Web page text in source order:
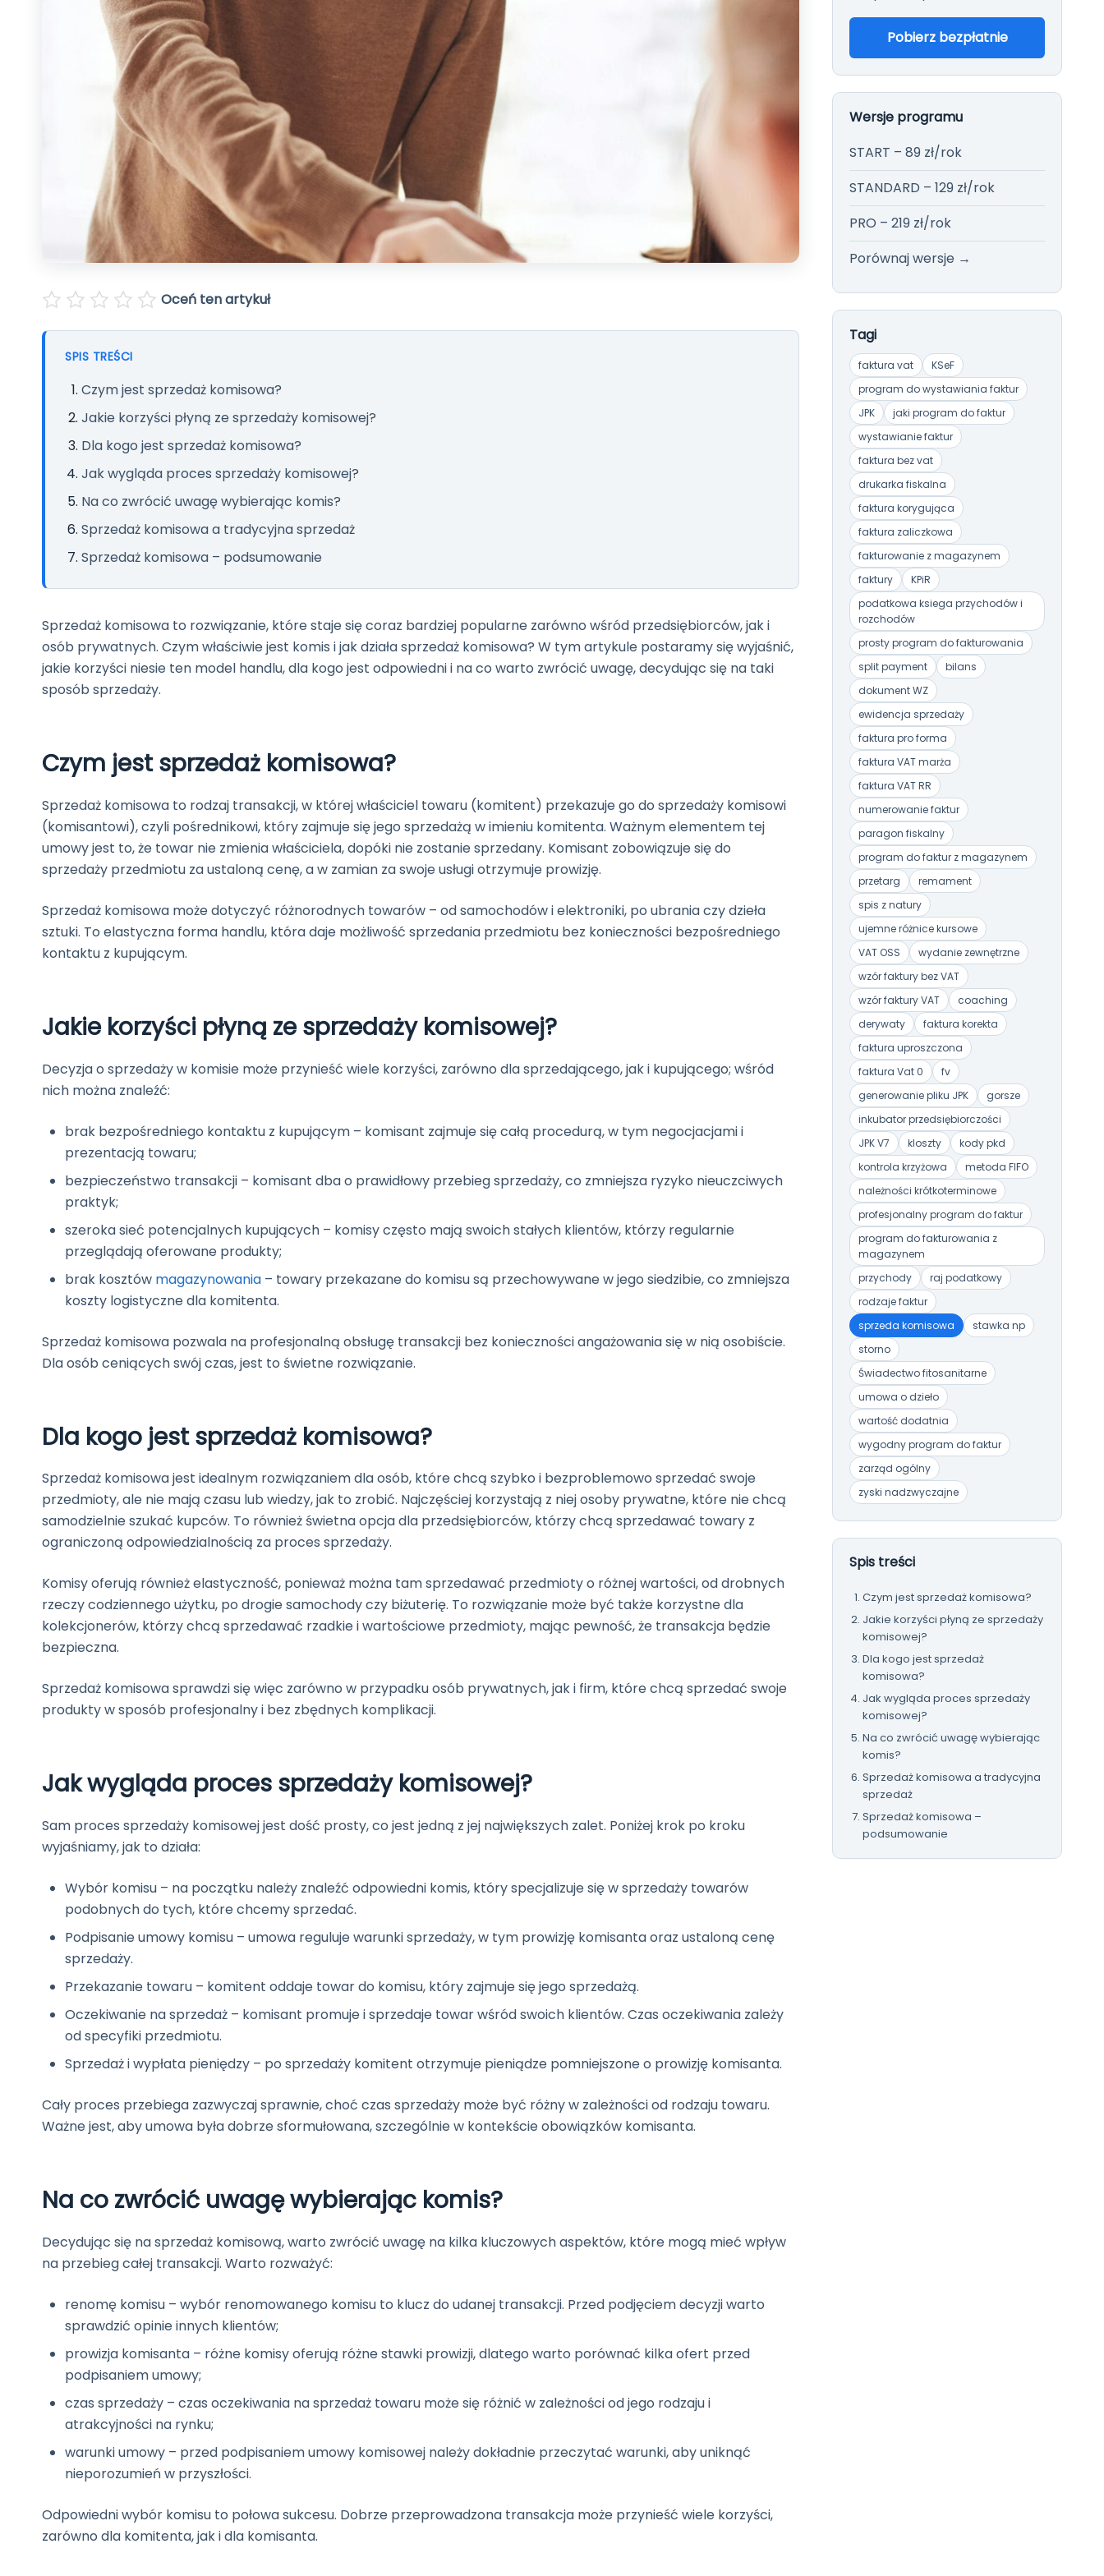
English
Oceń ten artykuł
SPIS TREŚCI
Czym jest sprzedaż komisowa?
Jakie korzyści płyną ze sprzedaży komisowej?
Dla kogo jest sprzedaż komisowa?
Jak wygląda proces sprzedaży komisowej?
Na co zwrócić uwagę wybierając komis?
Sprzedaż komisowa a tradycyjna sprzedaż
Sprzedaż komisowa – podsumowanie
Sprzedaż komisowa to rozwiązanie, które staje się coraz bardziej popularne zarówno wśród przedsiębiorców, jak i
osób prywatnych. Czym właściwie jest komis i jak działa sprzedaż komisowa? W tym artykule postaramy się wyjaśnić,
jakie korzyści niesie ten model handlu, dla kogo jest odpowiedni i na co warto zwrócić uwagę, decydując się na taki
sposób sprzedaży.
Czym jest sprzedaż komisowa?
Sprzedaż komisowa to rodzaj transakcji, w której właściciel towaru (komitent) przekazuje go do sprzedaży komisowi
(komisantowi), czyli pośrednikowi, który zajmuje się jego sprzedażą w imieniu komitenta. Ważnym elementem tej
umowy jest to, że towar nie zmienia właściciela, dopóki nie zostanie sprzedany. Komisant zobowiązuje się do
sprzedaży przedmiotu za ustaloną cenę, a w zamian za swoje usługi otrzymuje prowizję.
Sprzedaż komisowa może dotyczyć różnorodnych towarów – od samochodów i elektroniki, po ubrania czy dzieła
sztuki. To elastyczna forma handlu, która daje możliwość sprzedania przedmiotu bez konieczności bezpośredniego
kontaktu z kupującym.
Jakie korzyści płyną ze sprzedaży komisowej?
Decyzja o sprzedaży w komisie może przynieść wiele korzyści, zarówno dla sprzedającego, jak i kupującego; wśród
nich można znaleźć:
brak bezpośredniego kontaktu z kupującym – komisant zajmuje się całą procedurą, w tym negocjacjami i
prezentacją towaru;
bezpieczeństwo transakcji – komisant dba o prawidłowy przebieg sprzedaży, co zmniejsza ryzyko nieuczciwych
praktyk;
szeroka sieć potencjalnych kupujących – komisy często mają swoich stałych klientów, którzy regularnie
przeglądają oferowane produkty;
brak kosztów magazynowania – towary przekazane do komisu są przechowywane w jego siedzibie, co zmniejsza
koszty logistyczne dla komitenta.
Sprzedaż komisowa pozwala na profesjonalną obsługę transakcji bez konieczności angażowania się w nią osobiście.
Dla osób ceniących swój czas, jest to świetne rozwiązanie.
Dla kogo jest sprzedaż komisowa?
Sprzedaż komisowa jest idealnym rozwiązaniem dla osób, które chcą szybko i bezproblemowo sprzedać swoje
przedmioty, ale nie mają czasu lub wiedzy, jak to zrobić. Najczęściej korzystają z niej osoby prywatne, które nie chcą
samodzielnie szukać kupców. To również świetna opcja dla przedsiębiorców, którzy chcą sprzedawać towary z
ograniczoną odpowiedzialnością za proces sprzedaży.
Komisy oferują również elastyczność, ponieważ można tam sprzedawać przedmioty o różnej wartości, od drobnych
rzeczy codziennego użytku, po drogie samochody czy biżuterię. To rozwiązanie może być także korzystne dla
kolekcjonerów, którzy chcą sprzedawać rzadkie i wartościowe przedmioty, mając pewność, że transakcja będzie
bezpieczna.
Sprzedaż komisowa sprawdzi się więc zarówno w przypadku osób prywatnych, jak i firm, które chcą sprzedać swoje
produkty w sposób profesjonalny i bez zbędnych komplikacji.
Jak wygląda proces sprzedaży komisowej?
Sam proces sprzedaży komisowej jest dość prosty, co jest jedną z jej największych zalet. Poniżej krok po kroku
wyjaśniamy, jak to działa:
Wybór komisu – na początku należy znaleźć odpowiedni komis, który specjalizuje się w sprzedaży towarów
podobnych do tych, które chcemy sprzedać.
Podpisanie umowy komisu – umowa reguluje warunki sprzedaży, w tym prowizję komisanta oraz ustaloną cenę
sprzedaży.
Przekazanie towaru – komitent oddaje towar do komisu, który zajmuje się jego sprzedażą.
Oczekiwanie na sprzedaż – komisant promuje i sprzedaje towar wśród swoich klientów. Czas oczekiwania zależy
od specyfiki przedmiotu.
Sprzedaż i wypłata pieniędzy – po sprzedaży komitent otrzymuje pieniądze pomniejszone o prowizję komisanta.
Cały proces przebiega zazwyczaj sprawnie, choć czas sprzedaży może być różny w zależności od rodzaju towaru.
Ważne jest, aby umowa była dobrze sformułowana, szczególnie w kontekście obowiązków komisanta.
Na co zwrócić uwagę wybierając komis?
Decydując się na sprzedaż komisową, warto zwrócić uwagę na kilka kluczowych aspektów, które mogą mieć wpływ
na przebieg całej transakcji. Warto rozważyć:
renomę komisu – wybór renomowanego komisu to klucz do udanej transakcji. Przed podjęciem decyzji warto
sprawdzić opinie innych klientów;
prowizja komisanta – różne komisy oferują różne stawki prowizji, dlatego warto porównać kilka ofert przed
podpisaniem umowy;
czas sprzedaży – czas oczekiwania na sprzedaż towaru może się różnić w zależności od jego rodzaju i
atrakcyjności na rynku;
warunki umowy – przed podpisaniem umowy komisowej należy dokładnie przeczytać warunki, aby uniknąć
nieporozumień w przyszłości.
Odpowiedni wybór komisu to połowa sukcesu. Dobrze przeprowadzona transakcja może przynieść wiele korzyści,
zarówno dla komitenta, jak i dla komisanta.
Pobierz bezpłatnie
Wersje programu
START – 89 zł/rok
STANDARD – 129 zł/rok
PRO – 219 zł/rok
Porównaj wersje →
Tagi
faktura vat
KSeF
program do wystawiania faktur
JPK
jaki program do faktur
wystawianie faktur
faktura bez vat
drukarka fiskalna
faktura korygująca
faktura zaliczkowa
fakturowanie z magazynem
faktury
KPiR
podatkowa ksiega przychodów i
rozchodów
prosty program do fakturowania
split payment
bilans
dokument WZ
ewidencja sprzedaży
faktura pro forma
faktura VAT marża
faktura VAT RR
numerowanie faktur
paragon fiskalny
program do faktur z magazynem
przetarg
remament
spis z natury
ujemne różnice kursowe
VAT OSS
wydanie zewnętrzne
wzór faktury bez VAT
wzór faktury VAT
coaching
derywaty
faktura korekta
faktura uproszczona
faktura Vat 0
fv
generowanie pliku JPK
gorsze
inkubator przedsiębiorczości
JPK V7
kloszty
kody pkd
kontrola krzyżowa
metoda FIFO
należności krótkoterminowe
profesjonalny program do faktur
program do fakturowania z
magazynem
przychody
raj podatkowy
rodzaje faktur
sprzeda komisowa
stawka np
storno
Świadectwo fitosanitarne
umowa o dzieło
wartość dodatnia
wygodny program do faktur
zarząd ogólny
zyski nadzwyczajne
Spis treści
Czym jest sprzedaż komisowa?
Jakie korzyści płyną ze sprzedaży
komisowej?
Dla kogo jest sprzedaż
komisowa?
Jak wygląda proces sprzedaży
komisowej?
Na co zwrócić uwagę wybierając
komis?
Sprzedaż komisowa a tradycyjna
sprzedaż
Sprzedaż komisowa –
podsumowanie